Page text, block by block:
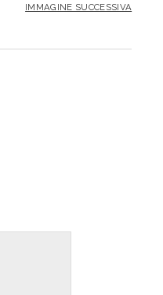
IMMAGINE SUCCESSIVA